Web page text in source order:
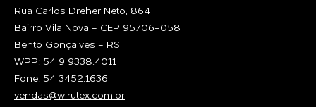
Rua Carlos Dreher Neto, 864
Bairro Vila Nova - CEP 95706-058
Bento Gonçalves - RS
WPP: 54 9 9338.4011
Fone: 54 3452.1636
vendas@wirutex.com.br